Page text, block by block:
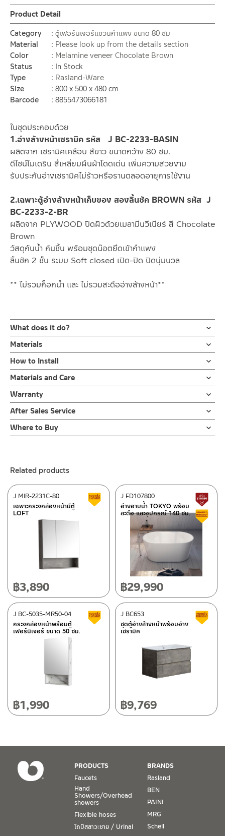
ในชุดประกอบด้วย
1.อ่างล้างหน้าเซรามิค รหัส J BC-2233-BASIN
ผลิตจาก เซรามิคเคลือบ สีขาว ขนาดกว้าง 80 ซม.
ดีไซน์โมเดริน สี่เหลี่ยมผืนผ้าโดดเด่น เพิ่มความสวยงาม
รับประกันอ่างเซรามิคไม่ร้าวหรือรานตลอดอายุการใช้งาน
2.เฉพาะตู้อ่างล้างหน้าเก็บของ สองลิ้นชัก BROWN รหัส J
BC-2233-2-BR
ผลิตจาก PLYWOOD ปิดผิวด้วยเมลามีนวีเนียร์ สี Chocolate
Brown
วัสดุกันน้ำ กันชื้น พร้อมชุดน๊อตยึดเข้ากำแพง
ลิ้นชัก 2 ชั้น ระบบ Soft closed เปิด-ปิด ปิดนุ่มนวล
** ไม่รวมก็อกน้ำ และ ไม่รวมสะดืออ่างล้างหน้า**
Product Detail
Category
ตู้เฟอร์นิเจอร์แขวนกำแพง ขนาด 80 ซม
Material
Please look up from the details section
Color
Melamine veneer Chocolate Brown
Status
In Stock
Type
Rasland-Ware
Size
800 x 500 x 480 cm
Barcode
8855473066181
What does it do?
ชุดอ่างล้างหน้าพร้อมตู้เก็บของ ลิ้นชัก ขนาด 80 ซม. J BC-2233-
BR/SET
สำหรับติดตั้งกับผนังห้องน้ำ อ่างล้างหน้าเซรามิค สีขาว ขนาดกว้าง 80
ซม. แบบมีรูน้ำล้น และ 1 รูยึดก๊อก ขอบอ่างติดกับกำแพง
ออกแบบให้มีความสูงขึ้นเพื่อไม่ให้น้ำไหลลงซอกที่ติดกับกำแพง วัสดุผลิต
จากเซรามิคเคลือบ ผ่านขั้นตอนการเผาด้วย
อุณหภูมิ 200 องศาเซลเซียส มาตราฐานการผลิตนำเข้า ทำให้ไม่เหลือ
ความชื้น จึงรับประกัน ไม่ร้าวหรือรานตลอดอายุการใช้งาน
กว้าง 78 ซม. ลึก 49 ซม. สี Chocolate Brown แบบลิ้นชัก 2 ชั้น ดึง
Soft closed วัสดุ PLYWOOD ปิดผิวด้วย เมลามีนวีเนีย สามารถกัน
น้ำ หรือ กันชื้นได้ โดยมาพร้อมชุดน๊อตยึดเข้ากำแพง
Materials
อ่างล้าง
ผลิตจาก เซรามิคเคลือบ สีขาว
ตู้ล้างหน้าเก็บของ
ผลิตจาก PLYWOOD ปิดผิวด้วยเมลามีนวีเนียร์
วัสดุกันน้ำ กันชื้น
How to Install
คลิ๊กเพื่อดูคู่มือการติดตั้ง
ข้อควรระวังในการติดตั้งความเสี่ยงซึ่งอาจทำให้ได้รับบาดเจ็บหรือ
ผลิตภัณฑ์ชำรุด
3.1 ความเสี่ยงซึ่งอาจได้รับบาดเจ็บกับอ่างล้างหน้า ซึ่งมีน้ำหนักมาก
ห้ามยกหรือติดตั้งโดยไม่มีผู้ช่วยติดตั้ง
3.2 พื้นผนังต้องตั้งฉากและได้ระดับ ผนังควรมีความแข็งแรง สามารถ
3.4 วัดความสูงจากพื้นที่จะติดตั้งตู้ วัดจากพพื้น 85-90 ซม. ที่แนะนำ
Installation preparation
3.1 Be careful when moving the heavy objects. Please ask
for assistant.
3.2 The wall must be flat and built in vertically balance. The
wall must be strong and thick enough to hold the cabinet
and ceramic basic.
3.3 The standard height of the drain hole should be around
3.4 The standard height of the basin should be around 89-90
cms. from the ground.
ก่อนการติดตั้ง
กรุณา อ่านคู่มือและคำเตือนต่างๆในคู่มือด้านบน หากพบความแปลก
ปลอม หรือ สินค้าชำรุด เสียหาย อย่าเพิ่งติดตั้ง กรุณาติกต่อร้านค้าที่ซื้อ
It is important that product is unpacked and inspected for
correct. If any of the above is apparent, do not proceed
with this installation, and immediately contact the store of
Materials and Care
ข้อห้ามในการใช้งาน
1.1 ห้ามโยนของแข็งลงบนอ่างล้างหน้า
1.2 ห้ามใช้ฝอยเหล็ก แปรงลวดหรือแผ่นฟองน้ำขัดถูแบบหยาบอาจ
ทำให้ผิวเคลือบเสียได้
1.2 DO not scrub by using hard or rough objects on the
ceramic or cabinet.
ข้อแนะนำในการดูแลรักษา
2.1 ระวังอย่าทิ้งคราบไว้สกปรกไว้บนพื้นผิวสุขภัณฑ์เป็นเวลานาน
2.2 เทคนิคการทำความสะอาดที่ดีคือล้างน้ำ ทำความความสะอาดและเช็ค
2.3 เพื่อยืดอายุการใช้งานที่ยาวนาน ควรติดตั้งในโซนที่แห้งหรือไม่ควร
โดนน้ำมากเกินไป
Maintenance
2.1 Do not leave stain on the cabinet or ceramic basin for
long time.
2.2 Please use normal water to clean the basin and the
cabinet and wipe to dry after each use.
2.3 To maintain the cabinet in a good condition, do not put
the cabinet soak with water. Do put in a dry place.
Warranty
รับประกันอ่างเซรามิค ไม่ร้าวราน ตลอดอายุการใช้งาน
After Sales Service
Online Platform
– Email: contact@charnpaiboon.com
After Sales Service Center – Bangkok
662/61-62 Rama 3 Road, Bangpongpang, Yannawa,
Bangkok 10120
Tel: 02-358-0080 / 080-075-8668 / 091-545-0556
After Sales Service Center Chiangmai
118/33 Onsirin M.8, Sunpuloey, Doysaked, Chaingmai 50220
Tel: 080-075-2626
Operating Time
Monday – Friday 8:30-17:30 hrs.
Saturday 8:30-15:00 hrs.
Closed on Sunday and Special / Public Holidays
1. A proof of purchase, or seller’s receipt, shall be required
to validate product warranty which will be checked against
the date of purchase. In the absence of such proof of
purchase, no warranty claims can be made.
2. To be eligible for warranty claims, a product must be in
its proper working condition. If defects such as dents,
Where to Buy
– Shopee
–Lazada
ติดต่อพนักงานขาย / Contact Sales Staff
Tel: 02-285-5795
@charnpaiboon.sales
ติดต่อ ชาญไพบูลย์ / Contact Us Click Here
Related products
เฉพาะกระจกส่องหน้ามีตู้
LOFT
J MIR-2231C-80 Clearance sale
฿3,890
อ่างอาบน้ำ TOKYO พร้อม
สะดือ และอุปกรณ์ 140 ซม.
J FD107800
฿29,990
กระจกส่องหน้าพร้อมตู้
เฟอร์นิเจอร์ ขนาด 50 ซม.
J BC-5035-MR50-04 Clearance sale
฿1,990
ชุดตู้อ่างล้างหน้าพร้อมอ่าง
เซรามิค
J BC653
฿9,769
PRODUCTS
Faucets
Hand
Showers/Overhead
showers
Flexible hoses
โถปัสสาวะชาย / Urinal
BRANDS
Rasland
BEN
PAINI
MRG
Schell